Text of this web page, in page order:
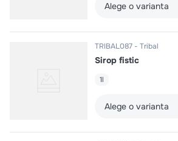
Alege o varianta
TRIBAL087 Tribal
Sirop fistic
1l
Alege o varianta